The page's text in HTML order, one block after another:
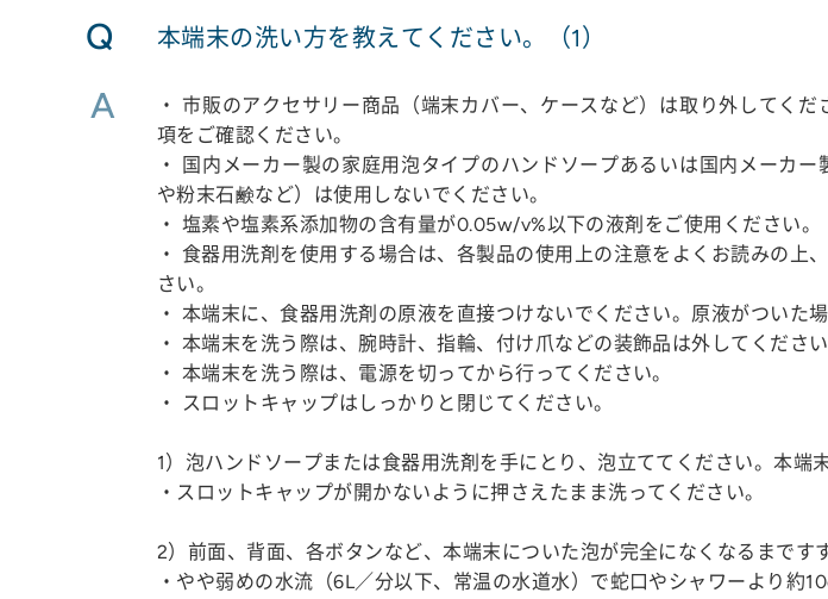
Q 本端末の洗い方を教えてください。（1）
A
・ 市販のアクセサリー商品（端末カバー、ケースなど）は取り外してく
項をご確認ください。
・ 国内メーカー製の家庭用泡タイプのハンドソープあるいは国内メーカ
や粉末石鹸など）は使用しないでください。
・ 塩素や塩素系添加物の含有量が0.05w/v%以下の液剤をご使用ください。
・ 食器用洗剤を使用する場合は、各製品の使用上の注意をよくお読みの上
さい。
・ 本端末に、食器用洗剤の原液を直接つけないでください。原液がついた
・ 本端末を洗う際は、腕時計、指輪、付け爪などの装飾品は外してくださ
・ 本端末を洗う際は、電源を切ってから行ってください。
・ スロットキャップはしっかりと閉じてください。
1）泡ハンドソープまたは食器用洗剤を手にとり、泡立ててください。本端
・スロットキャップが開かないように押さえたまま洗ってください。
2）前面、背面、各ボタンなど、本端末についた泡が完全になくなるまです
・やや弱めの水流（6L／分以下、常温の水道水）で蛇口やシャワーより約